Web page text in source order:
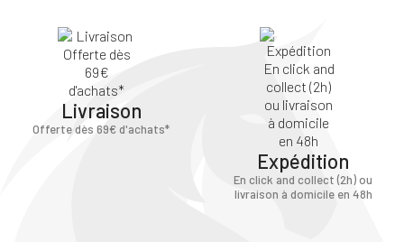
Livraison
Offerte dès 69€ d'achats*
Expédition
En click and collect (2h) ou
livraison à domicile en 48h